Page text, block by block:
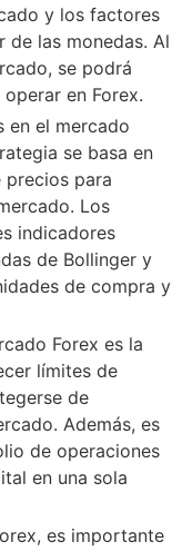
y los factores
las monedas. Al
se podrá
en Forex.
en el mercado
se basa en
para
Los
indicadores
de Bollinger y
de compra y
Forex es la
límites de
de
Además, es
de operaciones
en una sola
es importante